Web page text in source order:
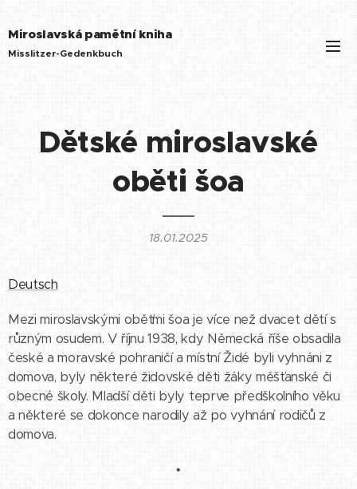
Miroslavská pamětní kniha
Misslitzer-Gedenkbuch
Dětské miroslavské
oběti šoa
18.01.2025
Deutsch
Mezi miroslavskými oběťmi šoa je více než dvacet dětí s
různým osudem. V říjnu 1938, kdy Německá říše obsadila
české a moravské pohraničí a místní Židé byli vyhnáni z
domova, byly některé židovské děti žáky měšťanské či
obecné školy. Mladší děti byly teprve předškolního věku
a některé se dokonce narodily až po vyhnání rodičů z
domova.
•